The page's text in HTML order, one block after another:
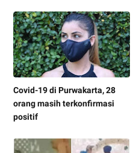
Covid-19 di Purwakarta, 28
orang masih terkonfirmasi
positif